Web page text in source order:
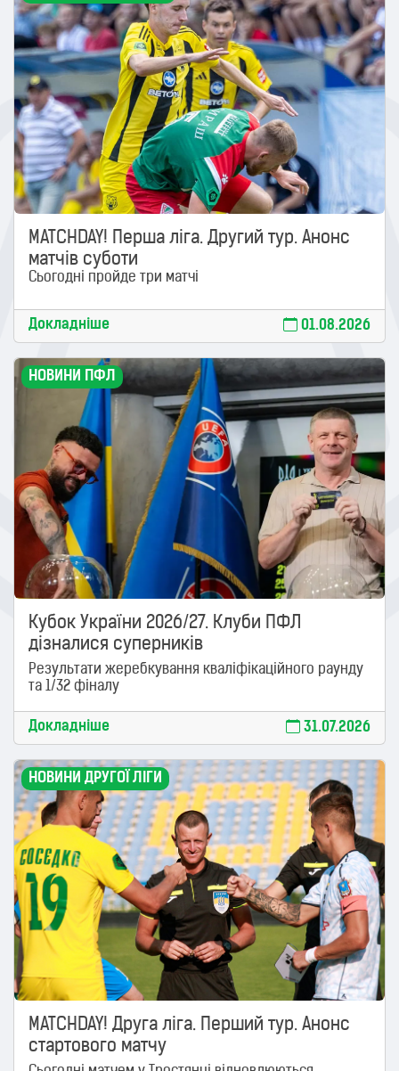
MATCHDAY! Перша ліга. Другий тур. Анонс
матчів суботи
Сьогодні пройде три матчі
Докладніше 01.08.2026
НОВИНИ ПФЛ
Кубок України 2026/27. Клуби ПФЛ
дізналися суперників
Результати жеребкування кваліфікаційного раунду
та 1/32 фіналу
Докладніше 31.07.2026
НОВИНИ ДРУГОЇ ЛІГИ
MATCHDAY! Друга ліга. Перший тур. Анонс
стартового матчу